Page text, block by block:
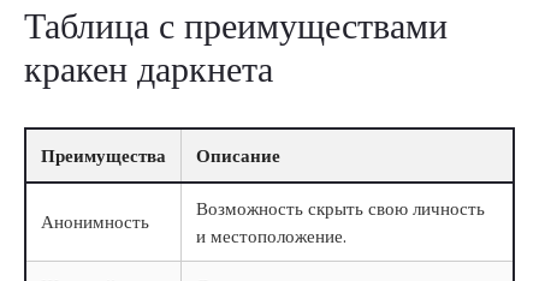
Таблица с преимуществами
кракен даркнета
Преимущества Описание
Анонимность
Возможность скрыть свою личность
и местоположение.